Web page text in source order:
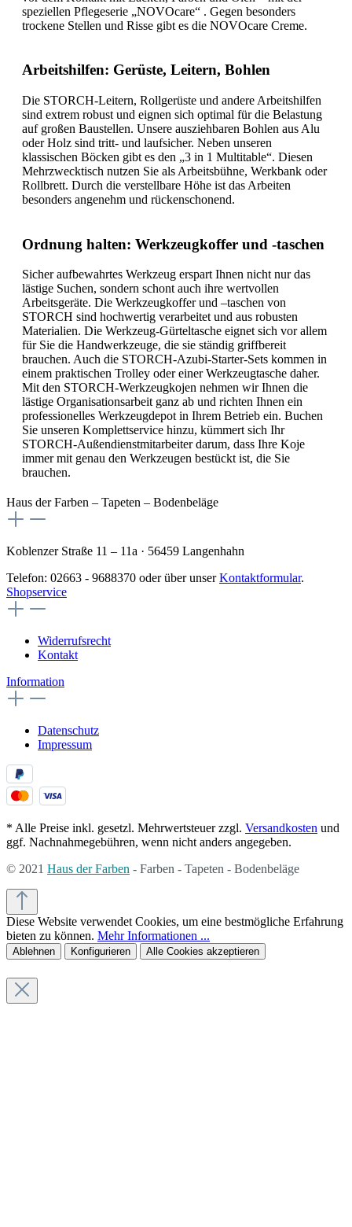
speziellen Pflegeserie „NOVOcare“ . Gegen besonders
trockene Stellen und Risse gibt es die NOVOcare Creme.
Arbeitshilfen: Gerüste, Leitern, Bohlen
Die STORCH-Leitern, Rollgerüste und andere Arbeitshilfen
sind extrem robust und eignen sich optimal für die Belastung
auf großen Baustellen. Unsere ausziehbaren Bohlen aus Alu
oder Holz sind tritt- und laufsicher. Neben unseren
klassischen Böcken gibt es den „3 in 1 Multitable“. Diesen
Mehrzwecktisch nutzen Sie als Arbeitsbühne, Werkbank oder
Rollbrett. Durch die verstellbare Höhe ist das Arbeiten
besonders angenehm und rückenschonend.
Ordnung halten: Werkzeugkoffer und -taschen
Sicher aufbewahrtes Werkzeug erspart Ihnen nicht nur das
lästige Suchen, sondern schont auch ihre wertvollen
Arbeitsgeräte. Die Werkzeugkoffer und –taschen von
STORCH sind hochwertig verarbeitet und aus robusten
Materialien. Die Werkzeug-Gürteltasche eignet sich vor allem
für Sie die Handwerkzeuge, die sie ständig griffbereit
brauchen. Auch die STORCH-Azubi-Starter-Sets kommen in
einem praktischen Trolley oder einer Werkzeugtasche daher.
Mit den STORCH-Werkzeugkojen nehmen wir Ihnen die
lästige Organisationsarbeit ganz ab und richten Ihnen ein
professionelles Werkzeugdepot in Ihrem Betrieb ein. Buchen
Sie unseren Komplettservice hinzu, kümmert sich Ihr
STORCH-Außendienstmitarbeiter darum, dass Ihre Koje
immer mit genau den Werkzeugen bestückt ist, die Sie
brauchen.
Haus der Farben – Tapeten – Bodenbeläge
Koblenzer Straße 11 – 11a · 56459 Langenhahn
Telefon: 02663 - 9688370 oder über unserKontaktformular.
Shopservice
Widerrufsrecht
Kontakt
Information
Datenschutz
Impressum
* Alle Preise inkl. gesetzl. Mehrwertsteuer zzgl. Versandkosten und
ggf. Nachnahmegebühren, wenn nicht anders angegeben.
© 2021 Haus der Farben - Farben - Tapeten - Bodenbeläge
Diese Website verwendet Cookies, um eine bestmögliche Erfahrung
bieten zu können. Mehr Informationen ...
Ablehnen Konfigurieren Alle Cookies akzeptieren